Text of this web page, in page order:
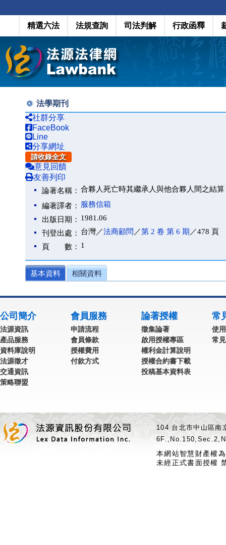
精選六法 法規查詢 司法判解 行政函釋
法學期刊
社群分享
FaceBook
Line
分享網址
請收錄全文
意見回饋
友善列印
論著名稱： 合夥人死亡時其繼承人與他合夥人間之結算
編著譯者：
服務信箱
出版日期： 1981.06
刊登出處： 台灣／法商顧問 ／第 2 卷 第 6 期 ／478 頁
頁 數： 1
基本資料 相關資料
公司簡介
法源資訊
產品服務
資料庫說明
法源徵才
交通資訊
策略聯盟
會員服務
申請流程
會員條款
授權費用
付款方式
論著授權
徵集論著
啟用授權專區
權利金計算說明
授權合約書下載
投稿基本資料表
常
使
常
104 台北市中山區
本網站智慧財產權
未經正式書面授權